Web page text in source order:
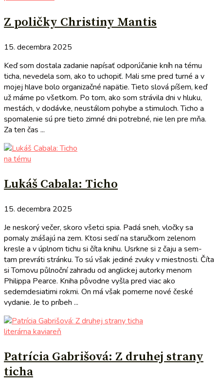
Z poličky Christiny Mantis
15. decembra 2025
Keď som dostala zadanie napísať odporúčanie kníh na tému
ticha, nevedela som, ako to uchopiť. Mali sme pred turné a v
mojej hlave bolo organizačné napätie. Tieto slová píšem, keď
už máme po všetkom. Po tom, ako som strávila dni v hluku,
mestách, v dodávke, neustálom pohybe a stimuloch. Ticho a
spomalenie sú pre tieto zimné dni potrebné, nie len pre mňa.
Za ten čas ...
na tému
Lukáš Cabala: Ticho
15. decembra 2025
Je neskorý večer, skoro všetci spia. Padá sneh, vločky sa
pomaly znášajú na zem. Ktosi sedí na staručkom zelenom
kresle a v úplnom tichu si číta knihu. Usrkne si z čaju a sem-
tam prevráti stránku. To sú však jediné zvuky v miestnosti. Číta
si Tomovu půlnoční zahradu od anglickej autorky menom
Philippa Pearce. Kniha pôvodne vyšla pred viac ako
sedemdesiatimi rokmi. On má však pomerne nové české
vydanie. Je to príbeh ...
literárna kaviareň
Patrícia Gabrišová: Z druhej strany
ticha